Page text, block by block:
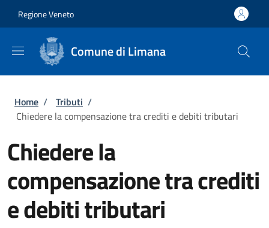
Regione Veneto
Comune di Limana
Briciole di pane
Home / Tributi /
Chiedere la compensazione tra crediti e debiti tributari
Chiedere la
compensazione tra crediti
e debiti tributari